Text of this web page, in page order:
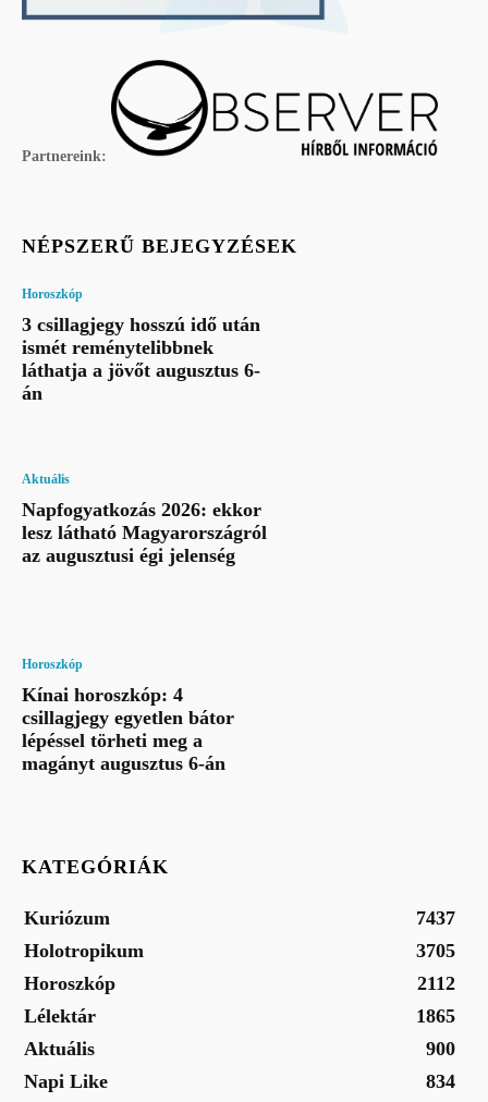
Partnereink:
NÉPSZERŰ BEJEGYZÉSEK
Horoszkóp
3 csillagjegy hosszú idő után
ismét reménytelibbnek
láthatja a jövőt augusztus 6-
án
Aktuális
Napfogyatkozás 2026: ekkor
lesz látható Magyarországról
az augusztusi égi jelenség
Horoszkóp
Kínai horoszkóp: 4
csillagjegy egyetlen bátor
lépéssel törheti meg a
magányt augusztus 6-án
KATEGÓRIÁK
Kuriózum
7437
Holotropikum
3705
Horoszkóp
2112
Lélektár
1865
Aktuális
900
Napi Like
834